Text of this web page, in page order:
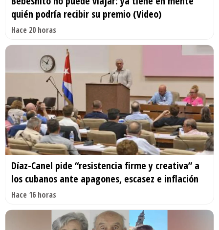
quién podría recibir su premio (Video)
Hace 20 horas
Díaz-Canel pide “resistencia firme y creativa” a
los cubanos ante apagones, escasez e inflación
Hace 16 horas